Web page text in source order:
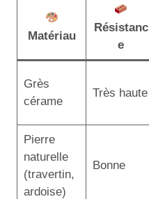
Matériau
Résistanc
e
Grès
cérame
Très haute
Pierre
naturelle
(travertin,
ardoise)
Bonne